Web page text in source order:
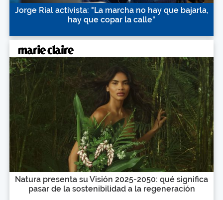
Jorge Rial activista: "La marcha no hay que bajarla,
hay que copar la calle"
Natura presenta su Visión 2025-2050: qué significa
pasar de la sostenibilidad a la regeneración